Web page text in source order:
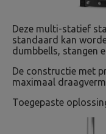
Deze multi-statief
standaard kan
dumbbells, stangen
De constructie met
maximaal
Toegepaste